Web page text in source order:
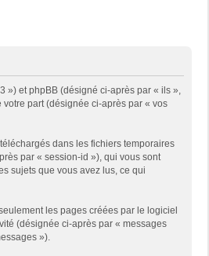
») et phpBB (désigné ci-après par « ils »,
part (désignée ci-après par « vos
dans les fichiers temporaires
par « session-id »), qui vous sont
sujets que vous avez lus, ce qui
les pages créées par le logiciel
(désignée ci-après par « messages
»).